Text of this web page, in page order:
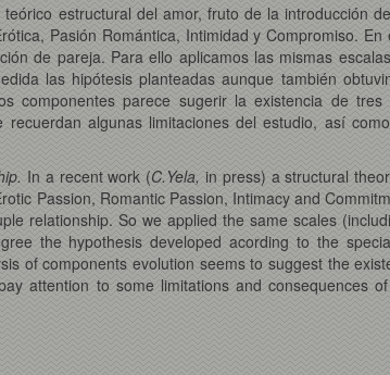
estructural del amor, fruto de la introducción
Pasión Romántica, Intimidad y Compromiso.
de pareja. Para ello aplicamos las mismas
las hipótesis planteadas aunque también
componentes parece sugerir la existencia de
algunas limitaciones del estudio, así
In a recent work (C.Yela, in press) a structural
Passion, Romantic Passion, Intimacy and
relationship. So we applied the same scales
the hypothesis developed acording to the
of components evolution seems to suggest the
attention to some limitations and consequences